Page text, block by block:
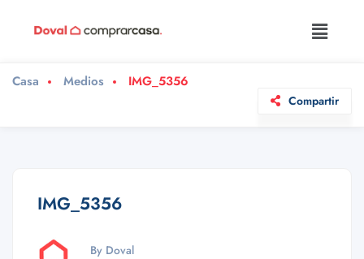
Casa Medios IMG_5356
Compartir
IMG_5356
By Doval